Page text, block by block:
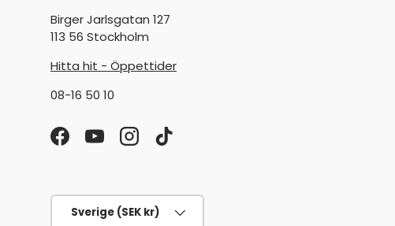
Birger Jarlsgatan 127
113 56 Stockholm
Hitta hit - Öppettider
08-16 50 10
FacebookYouTubeInstagram
TikTok
Land/Region
Sverige (SEK kr)